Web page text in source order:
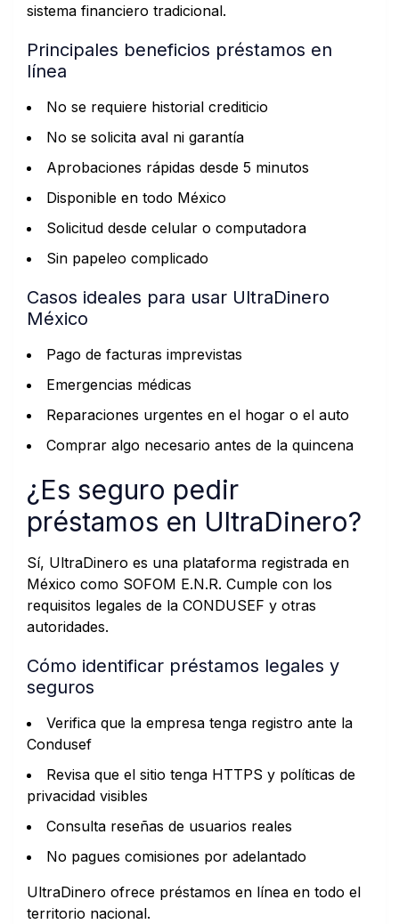
sistema financiero tradicional.
Principales beneficios préstamos en
línea
No se requiere historial crediticio
No se solicita aval ni garantía
Aprobaciones rápidas desde 5 minutos
Disponible en todo México
Solicitud desde celular o computadora
Sin papeleo complicado
Casos ideales para usar UltraDinero
México
Pago de facturas imprevistas
Emergencias médicas
Reparaciones urgentes en el hogar o el auto
Comprar algo necesario antes de la quincena
¿Es seguro pedir
préstamos en UltraDinero?
Sí, UltraDinero es una plataforma registrada en
México como SOFOM E.N.R. Cumple con los
requisitos legales de la CONDUSEF y otras
autoridades.
Cómo identificar préstamos legales y
seguros
Verifica que la empresa tenga registro ante la
Condusef
Revisa que el sitio tenga HTTPS y políticas de
privacidad visibles
Consulta reseñas de usuarios reales
No pagues comisiones por adelantado
UltraDinero ofrece préstamos en línea en todo el
territorio nacional.